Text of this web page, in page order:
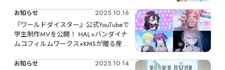
お知らせ
2025.10.16
『ワールドダイスター』公式YouTubeで
学生制作MVを公開！ HAL×バンダイナ
ムコフィルムワークス×KMSが贈る産学
お知らせ
2025.10.14